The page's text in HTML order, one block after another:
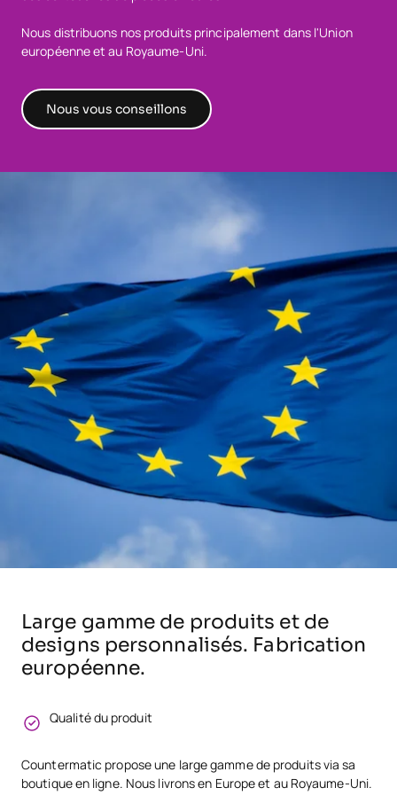
Nous distribuons nos produits principalement dans l'Union
européenne et au Royaume-Uni.
Nous vous conseillons
Large gamme de produits et de
designs personnalisés. Fabrication
européenne.
Qualité du produit
Countermatic propose une large gamme de produits via sa
boutique en ligne. Nous livrons en Europe et au Royaume-Uni.